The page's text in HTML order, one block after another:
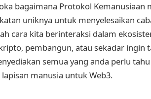
bagaimana Protokol Kemanusiaan
uniknya untuk menyelesaikan
cara kita berinteraksi dalam
pembangun, atau sekadar ingin
semua yang anda perlu
manusia untuk Web3.